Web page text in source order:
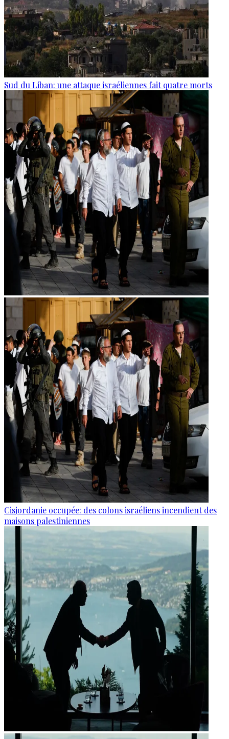
Sud du Liban: une attaque israéliennes fait quatre morts
Cisjordanie occupée: des colons israéliens incendient des
maisons palestiniennes